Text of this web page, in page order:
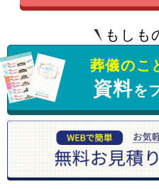
もしも
葬儀のこ
資料を